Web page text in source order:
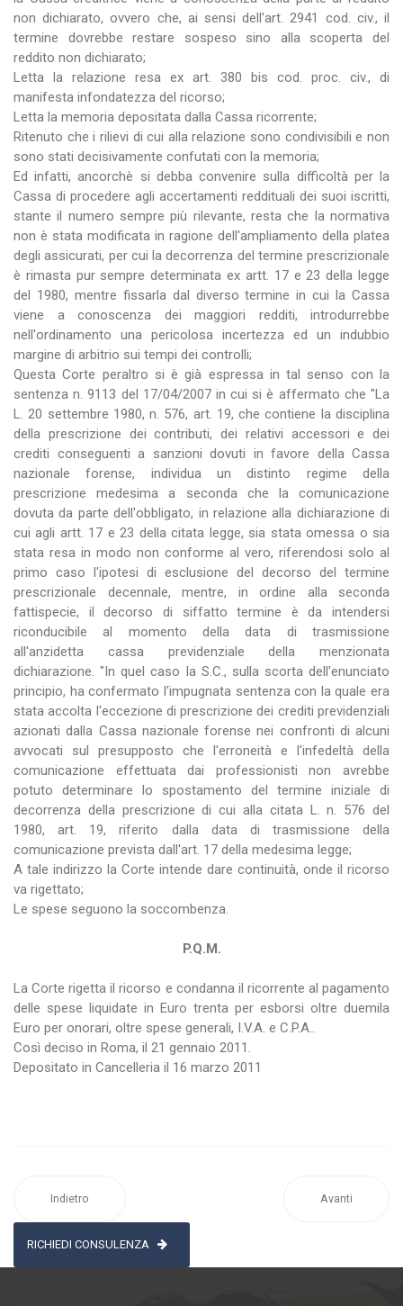
non dichiarato, ovvero che, ai sensi dell'art. 2941 cod. civ., il
termine dovrebbe restare sospeso sino alla scoperta del
reddito non dichiarato;
Letta la relazione resa ex art. 380 bis cod. proc. civ., di
manifesta infondatezza del ricorso;
Letta la memoria depositata dalla Cassa ricorrente;
Ritenuto che i rilievi di cui alla relazione sono condivisibili e non
sono stati decisivamente confutati con la memoria;
Ed infatti, ancorchè si debba convenire sulla difficoltà per la
Cassa di procedere agli accertamenti reddituali dei suoi iscritti,
stante il numero sempre più rilevante, resta che la normativa
non è stata modificata in ragione dell'ampliamento della platea
degli assicurati, per cui la decorrenza del termine prescrizionale
è rimasta pur sempre determinata ex artt. 17 e 23 della legge
del 1980, mentre fissarla dal diverso termine in cui la Cassa
viene a conoscenza dei maggiori redditi, introdurrebbe
nell'ordinamento una pericolosa incertezza ed un indubbio
margine di arbitrio sui tempi dei controlli;
Questa Corte peraltro si è già espressa in tal senso con la
sentenza n. 9113 del 17/04/2007 in cui si è affermato che "La
L. 20 settembre 1980, n. 576, art. 19, che contiene la disciplina
della prescrizione dei contributi, dei relativi accessori e dei
crediti conseguenti a sanzioni dovuti in favore della Cassa
nazionale forense, individua un distinto regime della
prescrizione medesima a seconda che la comunicazione
dovuta da parte dell'obbligato, in relazione alla dichiarazione di
cui agli artt. 17 e 23 della citata legge, sia stata omessa o sia
stata resa in modo non conforme al vero, riferendosi solo al
primo caso l'ipotesi di esclusione del decorso del termine
prescrizionale decennale, mentre, in ordine alla seconda
fattispecie, il decorso di siffatto termine è da intendersi
riconducibile al momento della data di trasmissione
all'anzidetta cassa previdenziale della menzionata
dichiarazione. "In quel caso la S.C., sulla scorta dell'enunciato
principio, ha confermato l'impugnata sentenza con la quale era
stata accolta l'eccezione di prescrizione dei crediti previdenziali
azionati dalla Cassa nazionale forense nei confronti di alcuni
avvocati sul presupposto che l'erroneità e l'infedeltà della
comunicazione effettuata dai professionisti non avrebbe
potuto determinare lo spostamento del termine iniziale di
decorrenza della prescrizione di cui alla citata L. n. 576 del
1980, art. 19, riferito dalla data di trasmissione della
comunicazione prevista dall'art. 17 della medesima legge;
A tale indirizzo la Corte intende dare continuità, onde il ricorso
va rigettato;
Le spese seguono la soccombenza.
P.Q.M.
La Corte rigetta il ricorso e condanna il ricorrente al pagamento
delle spese liquidate in Euro trenta per esborsi oltre duemila
Euro per onorari, oltre spese generali, I.V.A. e C.P.A..
Così deciso in Roma, il 21 gennaio 2011.
Depositato in Cancelleria il 16 marzo 2011
Indietro Avanti
RICHIEDI CONSULENZA